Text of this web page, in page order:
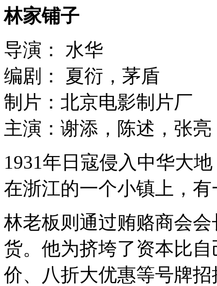
林家铺子
导演： 水华
编剧： 夏衍，茅盾
制片：北京电影制片厂
主演：谢添，陈述，张
1931年日寇侵入中华大
在浙江的一个小镇上，
林老板则通过贿赂商会
货。他为挤垮了资本比
价、八折大优惠等号牌